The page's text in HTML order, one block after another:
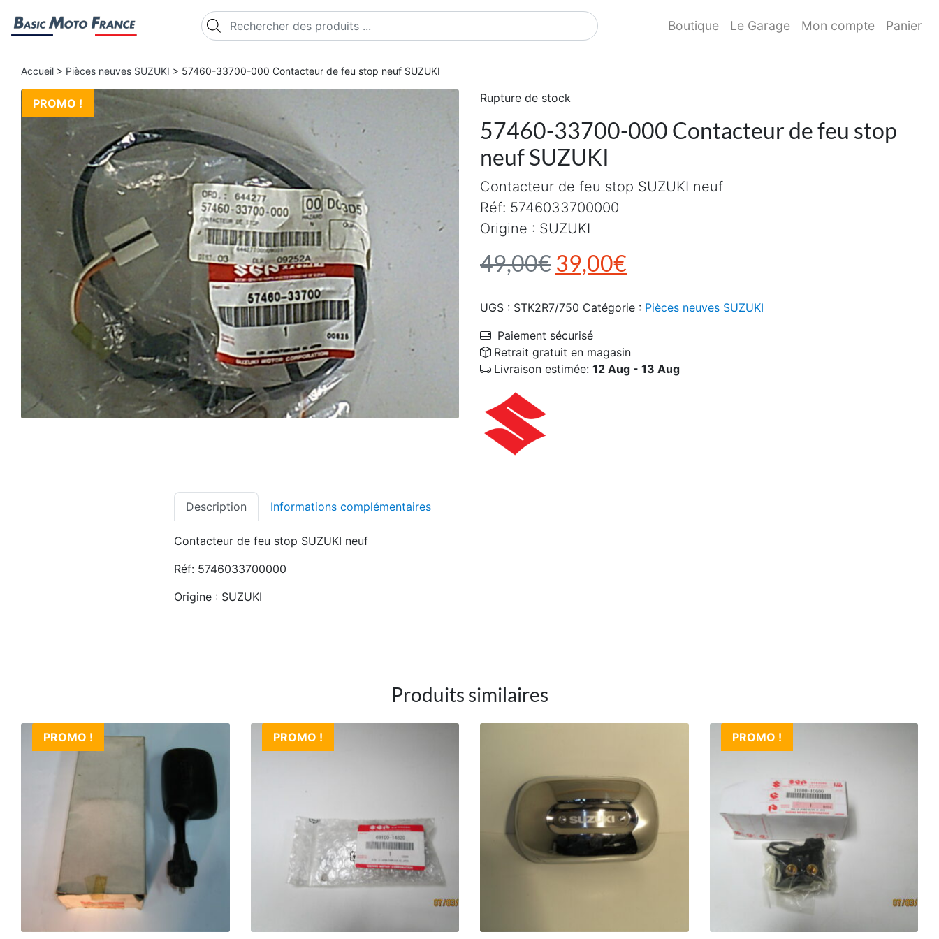
Recherche de produits Boutique Le Garage Mon compte Panier
Accueil > Pièces neuves SUZUKI > 57460-33700-000 Contacteur de feu stop neuf SUZUKI
PROMO !
57460-33700-000 Contacteur de feu stop
neuf SUZUKI
49,00€ Le prix initial était : 49,00€.
39,00€
Contacteur de feu stop SUZUKI neuf
Réf: 5746033700000
Origine : SUZUKI
Rupture de stock
UGS : STK2R7/750 Catégorie : Pièces neuves SUZUKI
Paiement sécurisé
Retrait gratuit en magasin
Livraison estimée: 12 Aug - 13 Aug
Description Informations complémentaires
Contacteur de feu stop SUZUKI neuf
Réf: 5746033700000
Origine : SUZUKI
Produits similaires
PROMO ! PROMO ! PROMO !